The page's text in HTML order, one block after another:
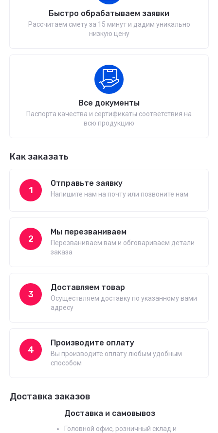
Быстро обрабатываем заявки
Рассчитаем смету за 15 минут и дадим уникально
низкую цену
Все документы
Паспорта качества и сертификаты соответствия на
всю продукцию
Как заказать
1
Отправьте заявку
Напишите нам на почту или позвоните нам
2
Мы перезваниваем
Перезваниваем вам и обговариваем детали
заказа
3
Доставляем товар
Осуществляем доставку по указанному вами
адресу
4
Производите оплату
Вы производите оплату любым удобным
способом
Доставка заказов
Доставка и самовывоз
Головной офис, розничный склад и